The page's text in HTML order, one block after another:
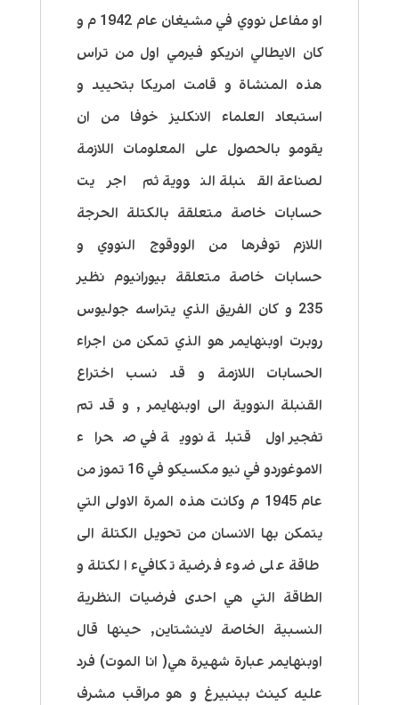
او مفاعل نووي في مشيغان عام 1942 م و
كان الايطالي انريكو فيرمي اول من تراس
هذه المنشاة و قامت امريكا بتحييد و
استبعاد العلماء الانكليز خوفا من ان
يقومو بالحصول على المعلومات اللازمة
لصناعة القنبلة النووية ثم اجريت
حسابات خاصة متعلقة بالكتلة الحرجة
اللازم توفرها من الووقوج النووي و
حسابات خاصة متعلقة بيورانيوم نظير
235 و كان الفريق الذي يتراسه جوليوس
روبرت اوبنهايمر هو الذي تمكن من اجراء
الحسابات اللازمة و قد نسب اختراع
القنبلة النووية الى اوبنهايمر , و قد تم
تفجير اول قتبلة نووية في صحراء
الاموغوردو في نيو مكسيكو في 16 تموز من
عام 1945 م وكانت هذه المرة الاولى التي
يتمكن بها الانسان من تحويل الكتلة الى
طاقة على ضوء فرضية تكافيء الكتلة و
الطاقة التي هي احدى فرضيات النظرية
النسبية الخاصة لاينشتاين, حينها قال
اوبنهايمر عبارة شهيرة هي( انا الموت) فرد
عليه كينث بينبيرغ و هو مراقب مشرف